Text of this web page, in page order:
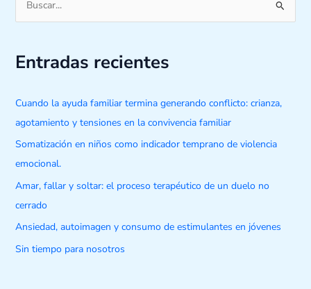
u
c
r
p
o
r
Entradas recientes
Cuando la ayuda familiar termina generando conflicto: crianza,
agotamiento y tensiones en la convivencia familiar
Somatización en niños como indicador temprano de violencia
emocional.
Amar, fallar y soltar: el proceso terapéutico de un duelo no
cerrado
Ansiedad, autoimagen y consumo de estimulantes en jóvenes
Sin tiempo para nosotros